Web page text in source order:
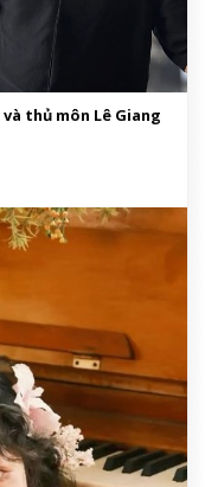
thủ môn Lê Giang